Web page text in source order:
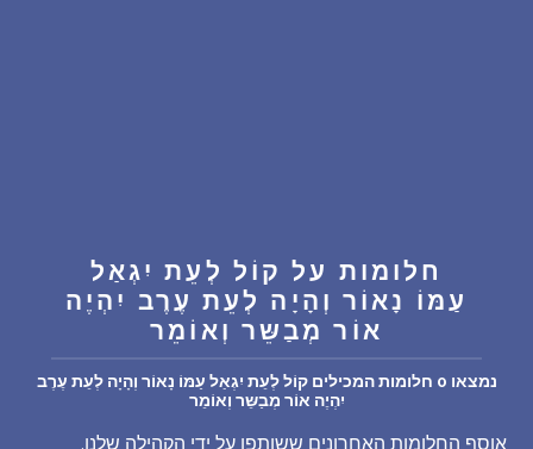
הסכם שימוש
חלומות על קוֹל לְעֵת יִגְאַל
עַמּוֹ נָאוֹר וְהָיָה לְעֵת עֶרֶב יִהְיֶה
אוֹר מְבַשֵּר וְאוֹמֵר
נמצאו 0 חלומות המכילים קוֹל לְעֵת יִגְאַל עַמּוֹ נָאוֹר וְהָיָה לְעֵת עֶרֶב
יִהְיֶה אוֹר מְבַשֵּר וְאוֹמֵר
אוסף החלומות האחרונים ששותפו על ידי הקהילה שלנו.